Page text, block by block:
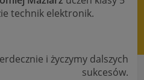
technik elektronik.
i życzymy dalszych
sukcesów.